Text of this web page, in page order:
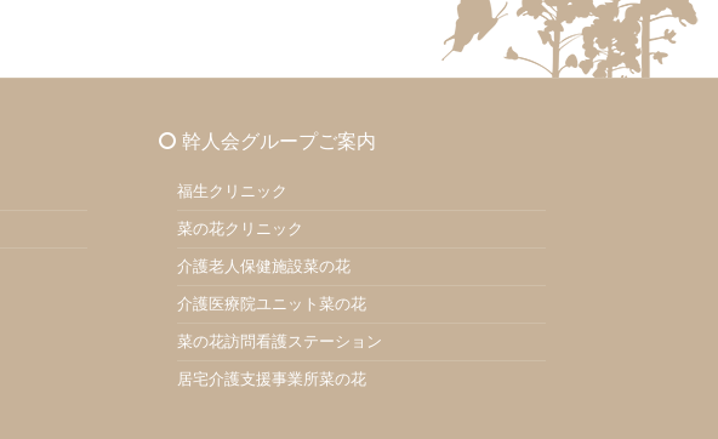
幹人会グループご案内
福生クリニック
菜の花クリニック
介護老人保健施設菜の花
介護医療院ユニット菜の花
菜の花訪問看護ステーション
居宅介護支援事業所菜の花